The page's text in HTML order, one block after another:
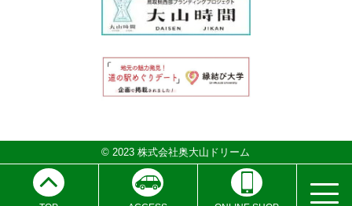
© 2023 株式会社奥大山ドリーム